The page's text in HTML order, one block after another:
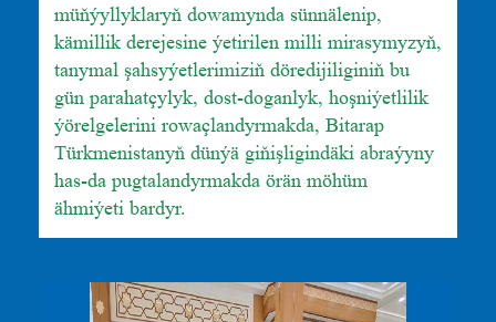
müňýyllyklaryň dowamynda sünnälenip,
kämillik derejesine ýetirilen milli mirasymyzyň,
tanymal şahsyýetlerimiziň döredijiliginiň bu
gün parahatçylyk, dost-doganlyk, hoşniýetlilik
ýörelgelerini rowaçlandyrmakda, Bitarap
Türkmenistanyň dünýä giňişligindäki abraýyny
has-da pugtalandyrmakda örän möhüm
ähmiýeti bardyr.